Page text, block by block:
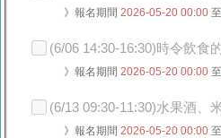
》報名期間 2026-05-20 00:00 至
(6/06 14:30-16:30)時令飲食
》報名期間 2026-05-20 00:00 至
(6/13 09:30-11:30)水果酒、
》報名期間 2026-05-20 00:00 至